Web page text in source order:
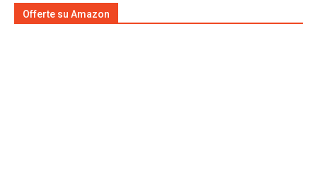
Offerte su Amazon